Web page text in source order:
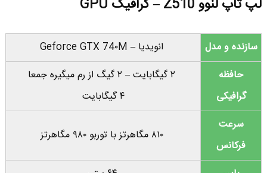
لپ تاپ لنوو Z510 – گرافیک GPU
سازنده و مدل
انویدیا – Geforce GTX 74۰M
حافظه
گرافیکی
۲ گیگابایت – ۲ گیگ از رم میگیره جمعا
۴ گیگابایت
سرعت
فرکانس
۸۱۰ مگاهرتز با توربو ۹۸۰ مگاهرتز